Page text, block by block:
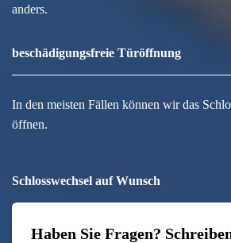
anders.
beschädigungsfreie Türöffnung
In den meisten Fällen können wir das
öffnen.
Schlosswechsel auf Wunsch
Haben Sie Fragen?